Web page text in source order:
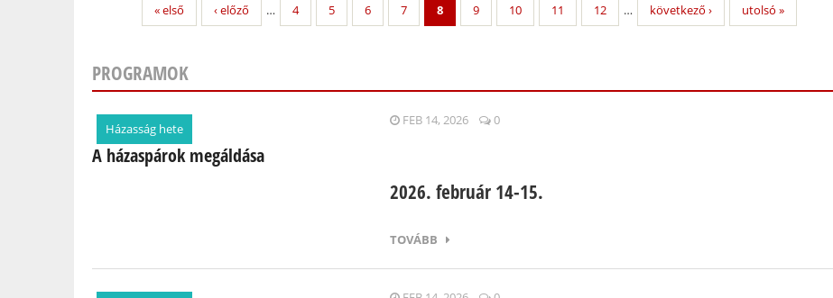
« első ‹ előző … 4 5 6 7 8 9 10 11 12 … következő › utolsó »
PROGRAMOK
Házasság hete
FEB 14, 2026 0
A házaspárok megáldása
2026. február 14-15.
TOVÁBB
Oldalak